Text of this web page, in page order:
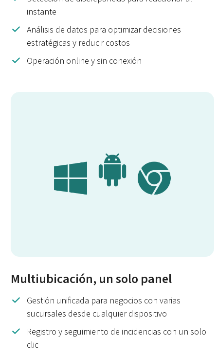
instante
Análisis de datos para optimizar decisiones
estratégicas y reducir costos
Operación online y sin conexión
Multiubicación, un solo panel
Gestión unificada para negocios con varias
sucursales desde cualquier dispositivo
Registro y seguimiento de incidencias con un solo
clic